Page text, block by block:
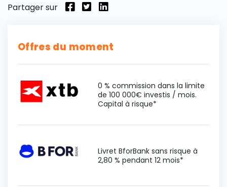
Partager sur
Offres du moment
0 % commission dans la limite
de 100 000€ investis / mois.
Capital à risque*
Livret BforBank sans risque à
2,80 % pendant 12 mois*